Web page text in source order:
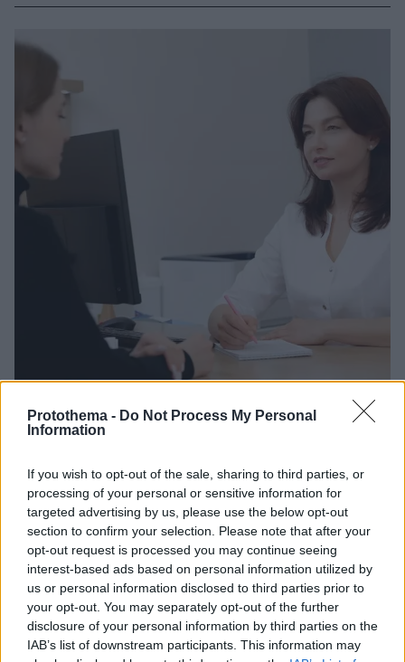
Protothema - Do Not Process My Personal
Information
If you wish to opt-out of the sale, sharing to third parties, or
processing of your personal or sensitive information for
targeted advertising by us, please use the below opt-out
section to confirm your selection. Please note that after your
opt-out request is processed you may continue seeing
interest-based ads based on personal information utilized by
us or personal information disclosed to third parties prior to
your opt-out. You may separately opt-out of the further
disclosure of your personal information by third parties on the
IAB’s list of downstream participants. This information may
Ο κ. Βασίλειος Σιούλας, Γυναικολόγος Ογκολόγος,
Διευθυντής Α΄ Κλινικής Γυναικολογικής Ογκολογίας
και Πρόεδρος Επιστημονικού Συμβουλίου
Νοσοκομείου ΜΗΤΕΡΑ παρουσιάζει μια τεχνική που
πραγματοποιείται κυρίως λαπαροσκοπικά ή
ρομποτικά, δίνοντας τη δυνατότητα της ελάχιστης
παραμονής στο νοσοκομείο
02.01.2025, 20:01